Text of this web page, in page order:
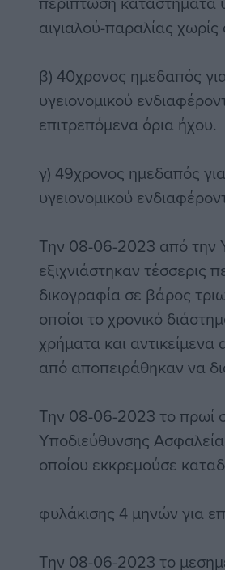
αιγιαλού-παραλίας χωρίς
β) 40χρονος ημεδαπός
υγειονομικού
επιτρεπόμενα όρια ήχου.
γ) 49χρονος ημεδαπός
υγειονομικού
Την 08-06-2023 από την
εξιχνιάστηκαν τέσσερις
δικογραφία σε βάρος
οποίοι το χρονικό
χρήματα και αντικείμενα
από αποπειράθηκαν να
Την 08-06-2023 το πρωί
Υποδιεύθυνσης
οποίου εκκρεμούσε
φυλάκισης 4 μηνών για
Την 08-06-2023 το